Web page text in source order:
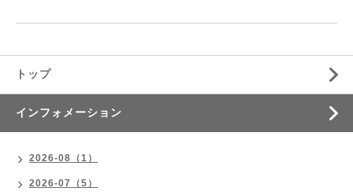
トップ
インフォメーション
2026-08（1）
2026-07（5）